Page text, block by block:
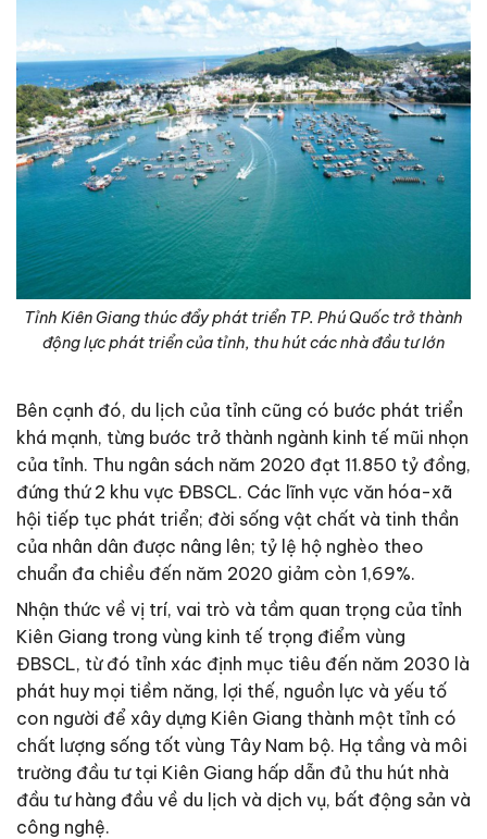
Tỉnh Kiên Giang thúc đẩy phát triển TP. Phú Quốc trở thành
động lực phát triển của tỉnh, thu hút các nhà đầu tư lớn
Bên cạnh đó, du lịch của tỉnh cũng có bước phát triển
khá mạnh, từng bước trở thành ngành kinh tế mũi nhọn
của tỉnh. Thu ngân sách năm 2020 đạt 11.850 tỷ đồng,
đứng thứ 2 khu vực ĐBSCL. Các lĩnh vực văn hóa-xã
hội tiếp tục phát triển; đời sống vật chất và tinh thần
của nhân dân được nâng lên; tỷ lệ hộ nghèo theo
chuẩn đa chiều đến năm 2020 giảm còn 1,69%.
Nhận thức về vị trí, vai trò và tầm quan trọng của tỉnh
Kiên Giang trong vùng kinh tế trọng điểm vùng
ĐBSCL, từ đó tỉnh xác định mục tiêu đến năm 2030 là
phát huy mọi tiềm năng, lợi thế, nguồn lực và yếu tố
con người để xây dựng Kiên Giang thành một tỉnh có
chất lượng sống tốt vùng Tây Nam bộ. Hạ tầng và môi
trường đầu tư tại Kiên Giang hấp dẫn đủ thu hút nhà
đầu tư hàng đầu về du lịch và dịch vụ, bất động sản và
công nghệ.